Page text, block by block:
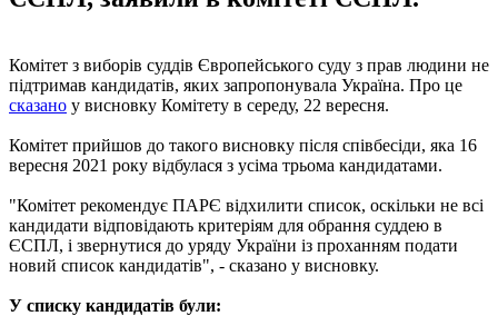
Комітет з виборів суддів Європейського суду з прав людини не
підтримав кандидатів, яких запропонувала Україна. Про це
сказано у висновку Комітету в середу, 22 вересня.
Комітет прийшов до такого висновку після співбесіди, яка 16
вересня 2021 року відбулася з усіма трьома кандидатами.
"Комітет рекомендує ПАРЄ відхилити список, оскільки не всі
кандидати відповідають критеріям для обрання суддею в
ЄСПЛ, і звернутися до уряду України із проханням подати
новий список кандидатів", - сказано у висновку.
У списку кандидатів були: